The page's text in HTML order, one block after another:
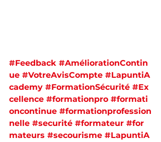
#Feedback #AméliorationContin
ue #VotreAvisCompte #LapuntiA
cademy #FormationSécurité #Ex
cellence #formationpro #formati
oncontinue #formationprofession
nelle #securité #formateur #for
mateurs #secourisme #LapuntiA